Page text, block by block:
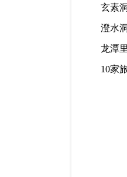
玄素
澄水
龙潭
10家